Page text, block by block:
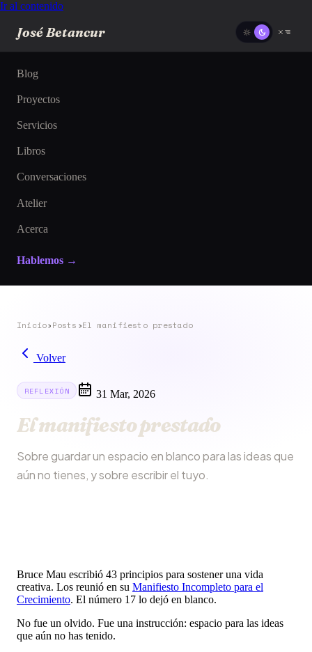
Ir al contenido
José Betancur
Blog
Proyectos
Servicios
Libros
Conversaciones
Atelier
Acerca
Hablemos →
Inicio›Posts ›El manifiesto prestado
Volver
REFLEXIÓN 31 Mar, 2026
El manifiesto prestado
Sobre guardar un espacio en blanco para las ideas que
aún no tienes, y sobre escribir el tuyo.
Bruce Mau escribió 43 principios para sostener una vida
creativa. Los reunió en su Manifiesto Incompleto para el
Crecimiento. El número 17 lo dejó en blanco.
No fue un olvido. Fue una instrucción: espacio para las ideas
que aún no has tenido.